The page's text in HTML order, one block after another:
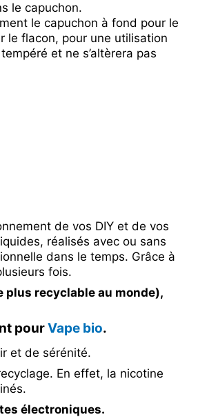
le capuchon.
le capuchon à fond pour le
le flacon, pour une utilisation
et ne s’altèrera pas
de vos DIY et de vos
réalisés avec ou sans
dans le temps. Grâce à
fois.
plus recyclable au monde),
pourVape bio.
et de sérénité.
En effet, la nicotine
électroniques.